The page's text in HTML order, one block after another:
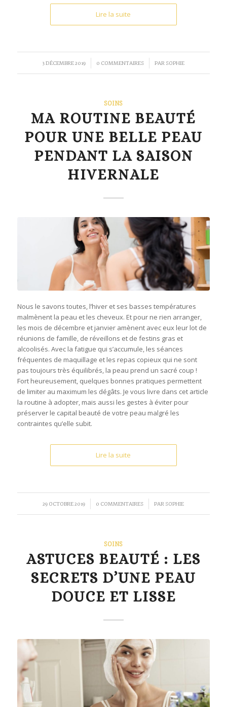
Lire la suite
3 DÉCEMBRE 2019
/ 0 COMMENTAIRES
/ PAR SOPHIE
SOINS
MA ROUTINE BEAUTÉ
POUR UNE BELLE PEAU
PENDANT LA SAISON
HIVERNALE
Nous le savons toutes, l’hiver et ses basses températures
malmènent la peau et les cheveux. Et pour ne rien arranger,
les mois de décembre et janvier amènent avec eux leur lot de
réunions de famille, de réveillons et de festins gras et
alcoolisés. Avec la fatigue qui s’accumule, les séances
fréquentes de maquillage et les repas copieux qui ne sont
pas toujours très équilibrés, la peau prend un sacré coup !
Fort heureusement, quelques bonnes pratiques permettent
de limiter au maximum les dégâts. Je vous livre dans cet article
la routine à adopter, mais aussi les gestes à éviter pour
préserver le capital beauté de votre peau malgré les
contraintes qu’elle subit.
Lire la suite
29 OCTOBRE 2019
/ 0 COMMENTAIRES
/ PAR SOPHIE
SOINS
ASTUCES BEAUTÉ : LES
SECRETS D’UNE PEAU
DOUCE ET LISSE